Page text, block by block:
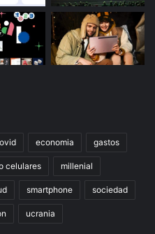
economia gastos
celulares millenial
smartphone sociedad
ucrania